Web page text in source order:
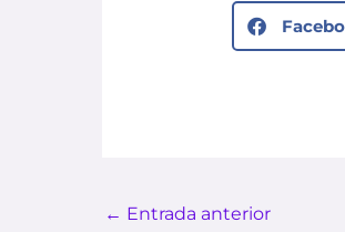
← Entrada anterior